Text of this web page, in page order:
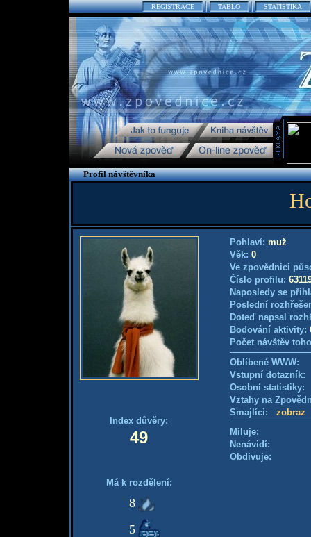
REGISTRACE TABLO STATISTIKA
Profil návštěvníka
Index důvěry:
49
Má k rozdělení:
8
5
Pohlaví: muž
Věk: 0
Ve zpovědnici
Číslo profilu:
Naposledy se
Poslední
Doteď napsal
Bodování aktivity:
Počet návštěv
Oblíbené WWW:
Vstupní
Osobní
Vztahy na
Smajlíci: zobraz
Miluje:
Nenávidí:
Obdivuje: